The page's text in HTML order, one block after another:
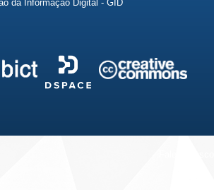
da Informação Digital - GID